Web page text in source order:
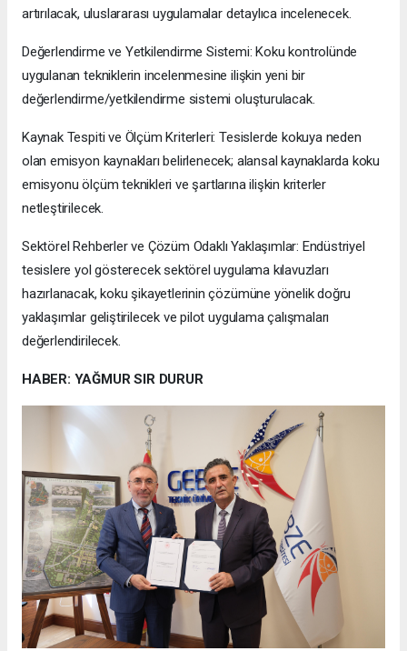
artırılacak, uluslararası uygulamalar detaylıca incelenecek.
Değerlendirme ve Yetkilendirme Sistemi: Koku kontrolünde
uygulanan tekniklerin incelenmesine ilişkin yeni bir
değerlendirme/yetkilendirme sistemi oluşturulacak.
Kaynak Tespiti ve Ölçüm Kriterleri: Tesislerde kokuya neden
olan emisyon kaynakları belirlenecek; alansal kaynaklarda koku
emisyonu ölçüm teknikleri ve şartlarına ilişkin kriterler
netleştirilecek.
Sektörel Rehberler ve Çözüm Odaklı Yaklaşımlar: Endüstriyel
tesislere yol gösterecek sektörel uygulama kılavuzları
hazırlanacak, koku şikayetlerinin çözümüne yönelik doğru
yaklaşımlar geliştirilecek ve pilot uygulama çalışmaları
değerlendirilecek.
HABER: YAĞMUR SIR DURUR